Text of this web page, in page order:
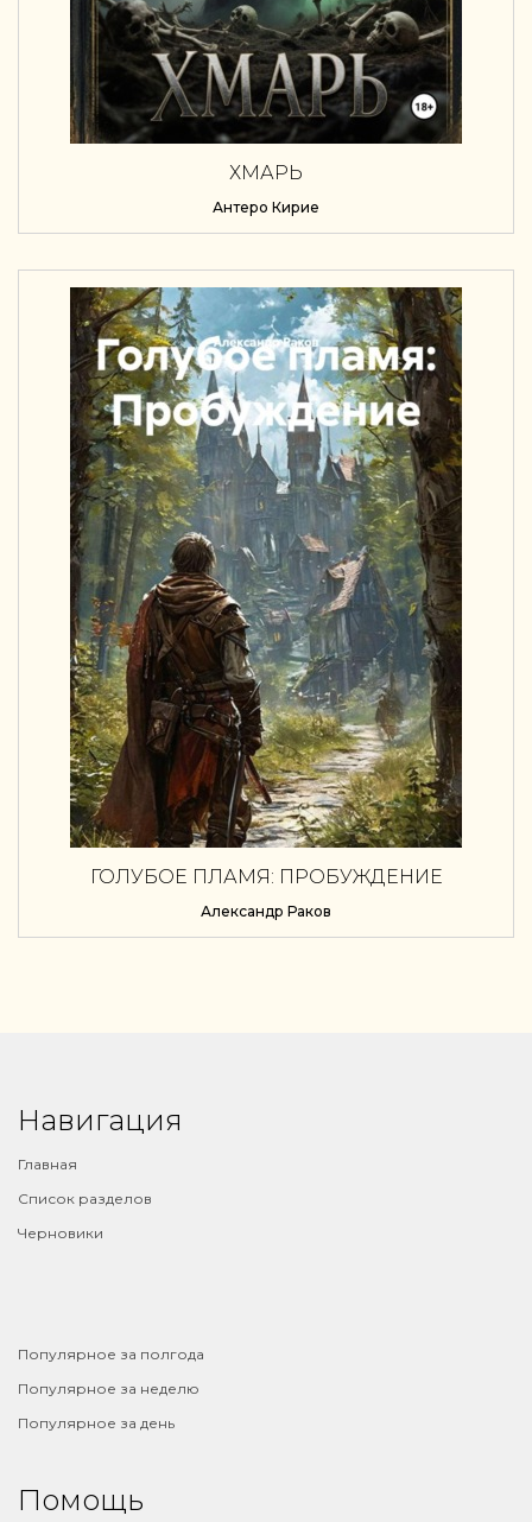
ХМАРЬ
Антеро Кирие
ГОЛУБОЕ ПЛАМЯ: ПРОБУЖДЕНИЕ
Александр Раков
Навигация
Главная
Список разделов
Черновики
Популярное за полгода
Популярное за неделю
Популярное за день
Помощь